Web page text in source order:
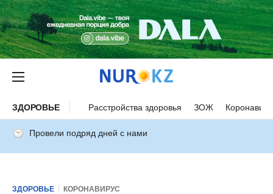
ЗДОРОВЬЕ Расстройства здоровья ЗОЖ
Провели подряд дней с нами
ЗДОРОВЬЕ КОРОНАВИРУС